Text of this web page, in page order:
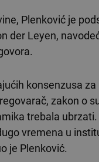
Plenković je
der Leyen,
konsenzusa
zakon o
trebala
vremena u
je Plenković.